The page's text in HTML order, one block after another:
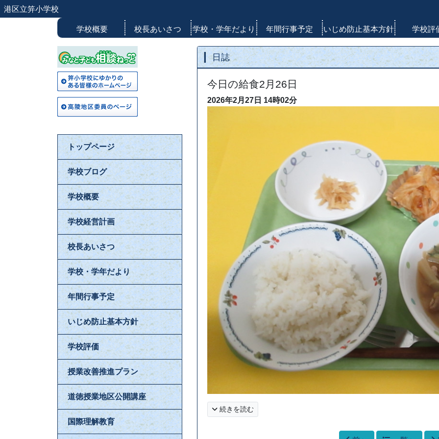
港区立笄小学校
学校概要 校長あいさつ 学校・学年だより 年間行事予定 いじめ防止基本方針 学校評
トップページ
学校ブログ
学校概要
学校経営計画
校長あいさつ
学校・学年だより
年間行事予定
いじめ防止基本方針
学校評価
授業改善推進プラン
道徳授業地区公開講座
国際理解教育
日誌
今日の給食2月26日
2026年2月27日 14時02分
続きを読む